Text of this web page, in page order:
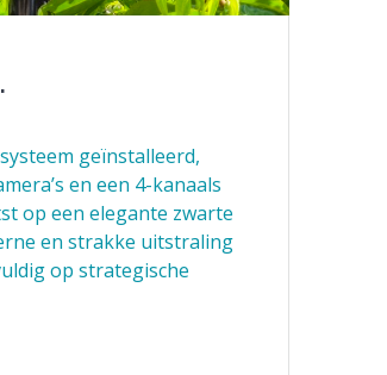
geïnstalleerd,
en een 4-kanaals
op een elegante zwarte
en strakke uitstraling
op strategische